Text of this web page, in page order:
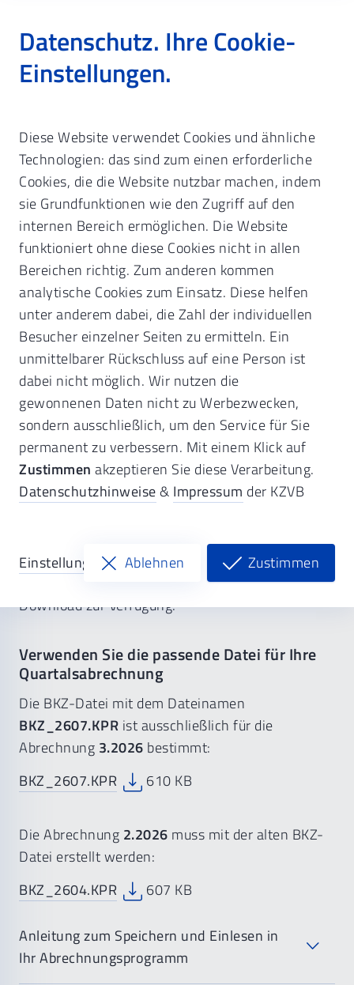
Datenschutz. Ihre Cookie-
Einstellungen.
Diese Website verwendet Cookies und ähnliche
Technologien: das sind zum einen erforderliche
Cookies, die die Website nutzbar machen, indem
sie Grundfunktionen wie den Zugriff auf den
internen Bereich ermöglichen. Die Website
funktioniert ohne diese Cookies nicht in allen
Bereichen richtig. Zum anderen kommen
analytische Cookies zum Einsatz. Diese helfen
unter anderem dabei, die Zahl der individuellen
Besucher einzelner Seiten zu ermitteln. Ein
unmittelbarer Rückschluss auf eine Person ist
dabei nicht möglich. Wir nutzen die
gewonnenen Daten nicht zu Werbezwecken,
sondern ausschließlich, um den Service für Sie
permanent zu verbessern. Mit einem Klick auf
Zustimmen akzeptieren Sie diese Verarbeitung.
Datenschutzhinweise& Impressum der KZVB
Einstellungen Ablehnen Zustimmen
Downloads (BEKV, BEL, FEZ)
BEKV (Kassen)
BEKV.Bundeseinheitliche
Kassenverzeichnisse.
Die Dateien der Bundeseinheitlichen
Kassenverzeichnisse können Sie auf
Ihrem eigenen Rechner speichern und
danach in Ihr Abrechnungsprogramm
einlesen.
Das Bundeseinheitliche Kassenverzeichnis ist für
die Aktualisierung der Kassenstammdaten der
Praxisverwaltungssysteme erforderlich. Dafür
BEKV erstellt und zum Download bereitgestellt. In
der Regel stellen wir Ihnen das BEKVam letzten
am Vormittag zum
Download zur Verfügung.
Verwenden Sie die passende Datei für Ihre
Quartalsabrechnung
Die BKZ-Datei mit dem Dateinamen
BKZ_2607.KPR ist ausschließlich für die
Abrechnung 3.2026 bestimmt:
BKZ_2607.KPR
610 KB
Die Abrechnung 2.2026 muss mit der alten BKZ-
Datei erstellt werden:
BKZ_2604.KPR
607 KB
Anleitung zum Speichern und Einlesen in
Ihr Abrechnungsprogramm